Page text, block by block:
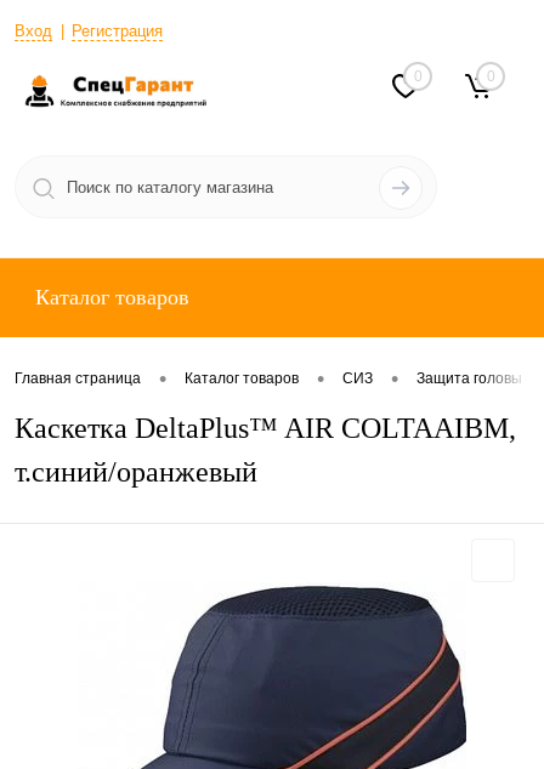
Вход Регистрация
0 0
Каталог товаров
Главная страница • Каталог товаров • СИЗ • Защита головы
Каскетка DeltaPlus™ AIR COLTAAIBM,
т.синий/оранжевый